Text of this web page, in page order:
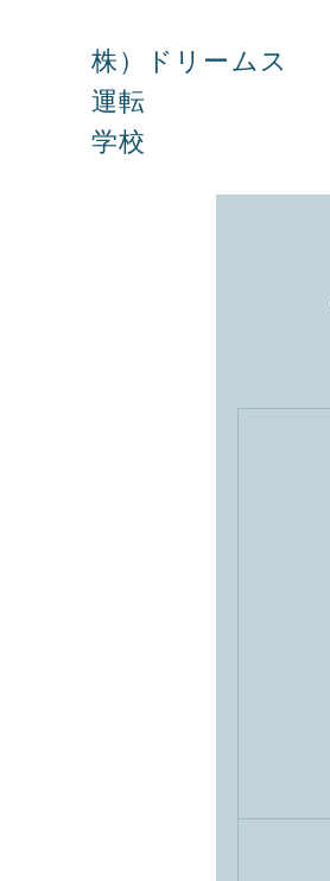
株）ドリームス
運転
学校